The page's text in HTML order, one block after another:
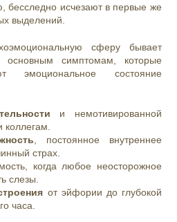
бесследно исчезают в первые же
выделений.
сферу бывает
симптомам, которые
эмоциональное состояние
и немотивированной
коллегам.
, постоянное внутреннее
страх.
когда любое неосторожное
слезы.
от эйфории до глубокой
часа.